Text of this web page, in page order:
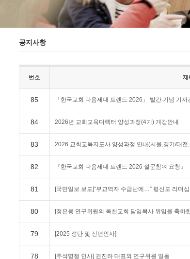
공지사항
번호 제
85 「한국교회 다음세대 트렌드 2026」 발간 기념 기자
84 2026년 교회교육디렉터 양성과정(4기) 개강안내
83 2026 교회교육지도사 양성과정 안내(서울,경기/대전
82 『한국교회 다음세대 트렌드 2026 설문참여 요청』
81 [국민일보 보도]“부교역자 수급난에…” 평신도 리더
80 [정은웅 연구위원의 옥천교회 담임목사 위임을 축하
79 [2025 성탄 및 신년인사]
78 [추석명절 인사] 권진하 대표외 연구위원 일동